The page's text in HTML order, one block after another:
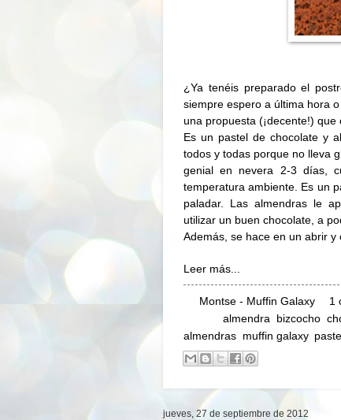
¿Ya tenéis preparado el
siempre espero a última hora
una propuesta (¡decente!) que
Es un pastel de chocolate y
todos y todas porque no lleva
genial en nevera 2-3 días,
temperatura ambiente. Es un
paladar. Las almendras le
utilizar un buen chocolate, a
Además, se hace en un abrir y
Leer más...
Montse - Muffin Galaxy
1
almendra bizcocho
almendras muffin galaxy, pastel
jueves, 27 de septiembre de 2012